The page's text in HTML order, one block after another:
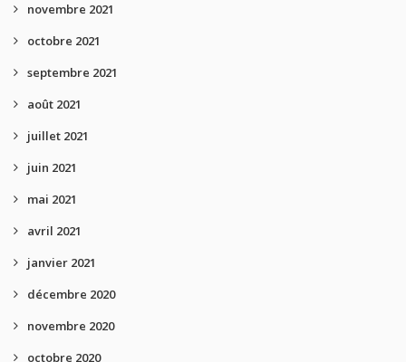
novembre 2021
octobre 2021
septembre 2021
août 2021
juillet 2021
juin 2021
mai 2021
avril 2021
janvier 2021
décembre 2020
novembre 2020
octobre 2020